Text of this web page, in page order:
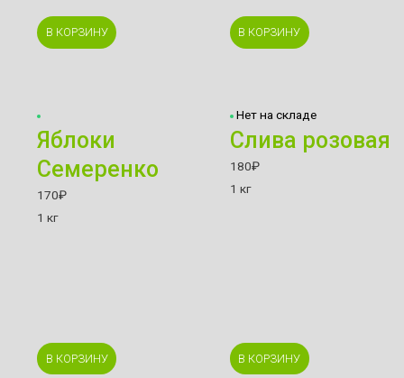
В КОРЗИНУ В КОРЗИНУ
Яблоки
Семеренко
170₽
1 кг
В КОРЗИНУ
Нет на складе
Слива розовая
180₽
1 кг
В КОРЗИНУ